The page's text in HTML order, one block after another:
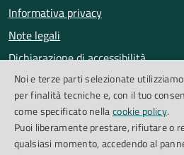
Informativa privacy
Note legali
Dichiarazione di accessibilità
Obiettivi di accessibilità
Segnalazioni accessibilità
Noi e terze parti selezionate
per finalità tecniche e, con il tuo
come specificato nellacookie policy.
Puoi liberamente prestare, rifiutare o
qualsiasi momento, accedendo al